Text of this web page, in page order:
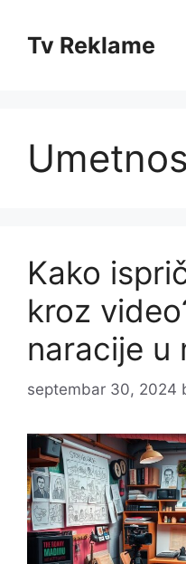
contentTv Reklame
Kako
kroz
naracije u
septembar 30, 2024